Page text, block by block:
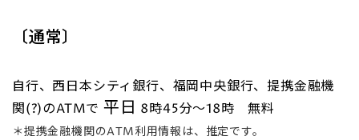
〔通常〕
自行、西日本シティ銀行、福岡中央銀行、提携金融機
関(?)のATMで 平日 8時45分～18時 無料
＊提携金融機関のATM利用情報は、推定です。